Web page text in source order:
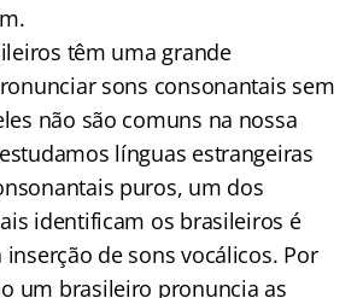
têm uma grande
sons consonantais sem
não são comuns na nossa
línguas estrangeiras
puros, um dos
identificam os brasileiros é
de sons vocálicos. Por
um brasileiro pronuncia as